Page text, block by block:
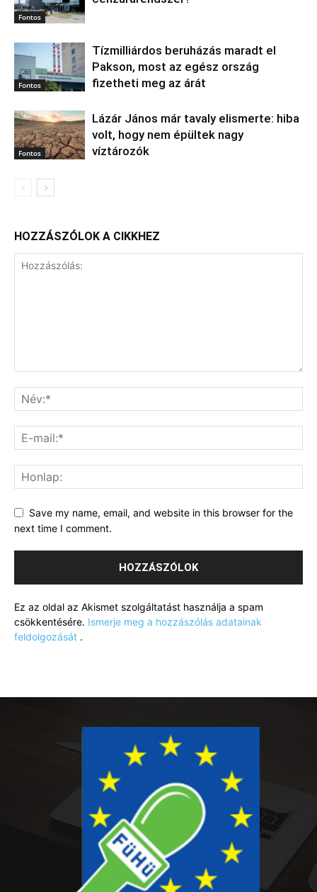
Fontos
Fontos
Tízmilliárdos beruházás maradt el
Pakson, most az egész ország
fizetheti meg az árát
Fontos
Lázár János már tavaly elismerte: hiba
volt, hogy nem épültek nagy
víztározók
HOZZÁSZÓLOK A CIKKHEZ
Save my name, email, and website in this browser for the
next time I comment.
Ez az oldal az Akismet szolgáltatást használja a spam
csökkentésére. Ismerje meg a hozzászólás adatainak
feldolgozását .